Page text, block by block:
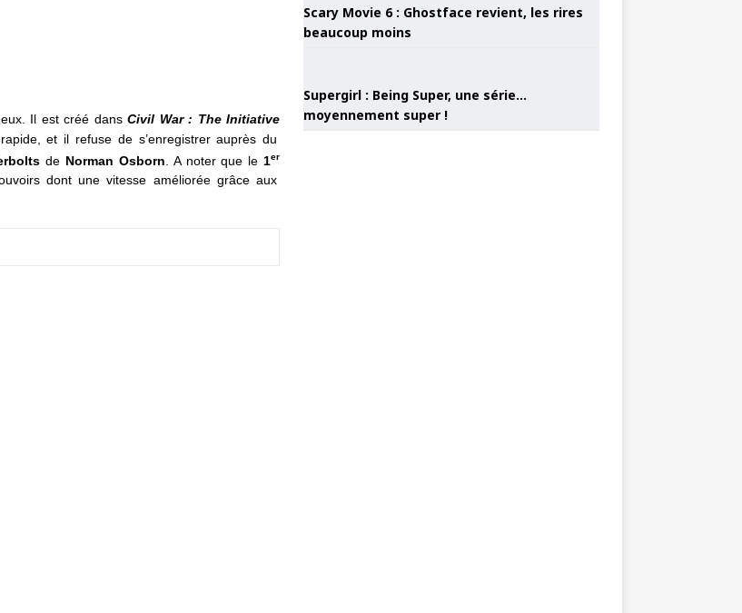
Il est créé dansCivil War : The Initiative
et il refuse de s’enregistrer auprès du
de Norman Osborn . A noter que le 1er
dont une vitesse améliorée grâce aux
Scary Movie 6 : Ghostface revient, les rires
beaucoup moins
Supergirl : Being Super, une série…
moyennement super !